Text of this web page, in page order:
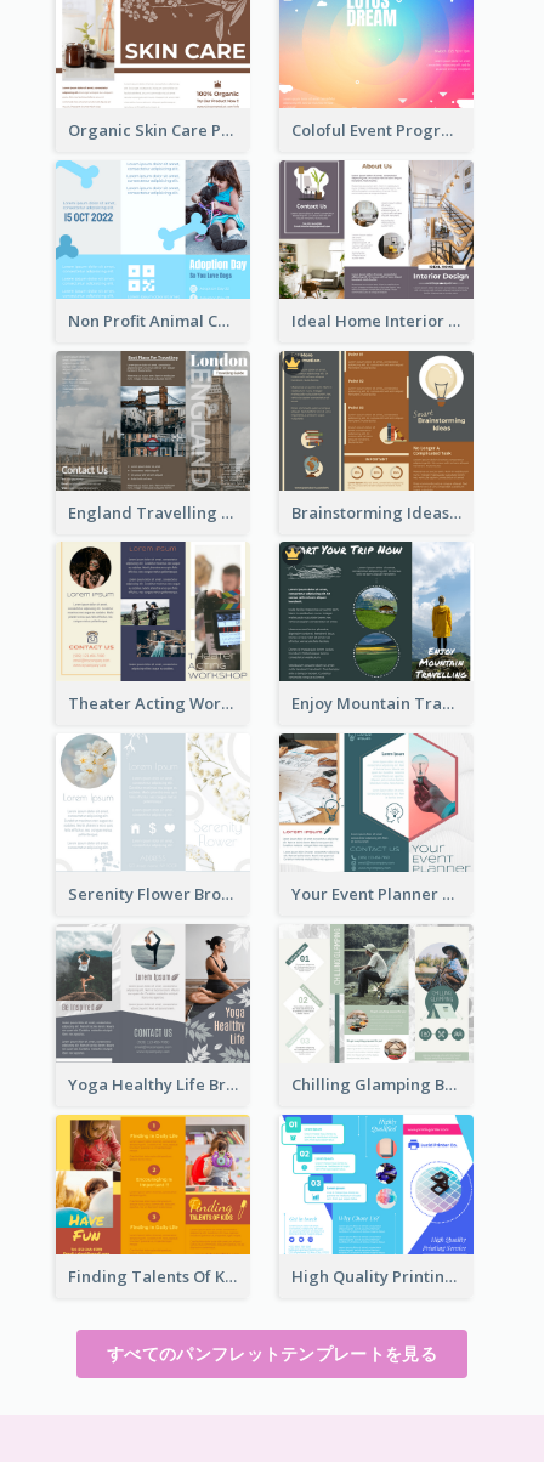
Organic Skin Care Product Brochure With Details Coloful Event Program Brochure
Non Profit Animal Community Tri Fold Brochure Ideal Home Interior Design Brochure
England Travelling Guide Brochure Brainstorming Ideas Brochure
Theater Acting Workshop Brochure Enjoy Mountain Travelling Brochure
Serenity Flower Brochure Your Event Planner Brochure
Yoga Healthy Life Brochure Chilling Glamping Brochure
Finding Talents Of Kids Brochure High Quality Printing Service Brochure
すべてのパンフレットテンプレートを見る